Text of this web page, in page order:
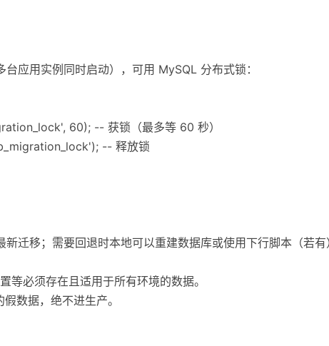
应用实例同时启动），可用 MySQL 分布式锁：
60); -- 获锁（最多等 60 秒）
-- 释放锁
迁移；需要回退时本地可以重建数据库或使用下行脚本（若有
等必须存在且适用于所有环境的数据。
数据，绝不进生产。